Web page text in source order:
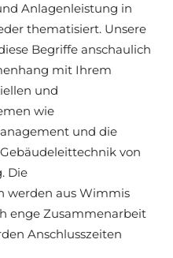
Anlagenleistung in
thematisiert. Unsere
Begriffe anschaulich
mit Ihrem
und
wie
und die
von
Die
werden aus Wimmis
enge Zusammenarbeit
Anschlusszeiten